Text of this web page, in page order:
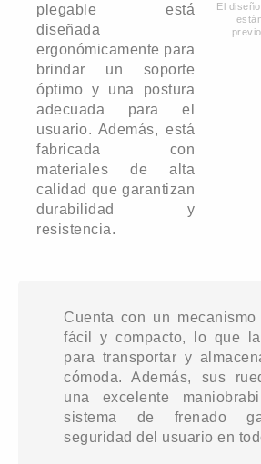
plegable está
diseñada
ergonómicamente para
brindar un soporte
óptimo y una postura
adecuada para el
usuario. Además, está
fabricada con
materiales de alta
calidad que garantizan
durabilidad y
resistencia.
El
Cuenta con un
fácil y compacto, lo que
para transportar y
cómoda. Además, sus
una excelente
sistema de frenado
seguridad del usuario en